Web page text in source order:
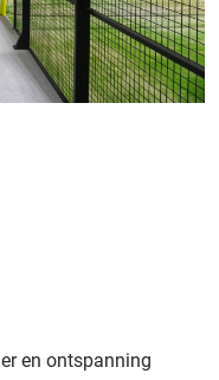
en ontspanning